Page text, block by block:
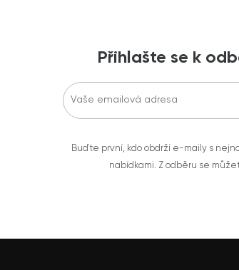
Přihlašte se k
Buďte první, kdo obdrží e-maily s
nabídkami. Z odběru se